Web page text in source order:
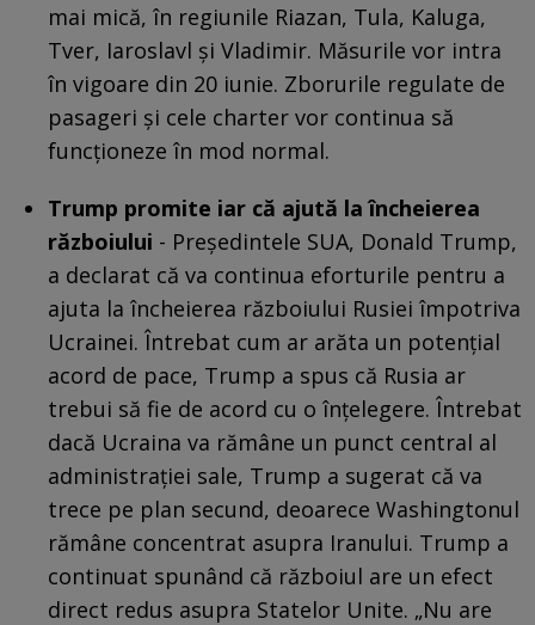
mai mică, în regiunile Riazan, Tula, Kaluga,
Tver, Iaroslavl şi Vladimir. Măsurile vor intra
în vigoare din 20 iunie. Zborurile regulate de
pasageri şi cele charter vor continua să
funcţioneze în mod normal.
Trump promite iar că ajută la încheierea
războiului - Președintele SUA, Donald Trump,
a declarat că va continua eforturile pentru a
ajuta la încheierea războiului Rusiei împotriva
Ucrainei. Întrebat cum ar arăta un potențial
acord de pace, Trump a spus că Rusia ar
trebui să fie de acord cu o înțelegere. Întrebat
dacă Ucraina va rămâne un punct central al
administrației sale, Trump a sugerat că va
trece pe plan secund, deoarece Washingtonul
rămâne concentrat asupra Iranului. Trump a
continuat spunând că războiul are un efect
direct redus asupra Statelor Unite. „Nu are